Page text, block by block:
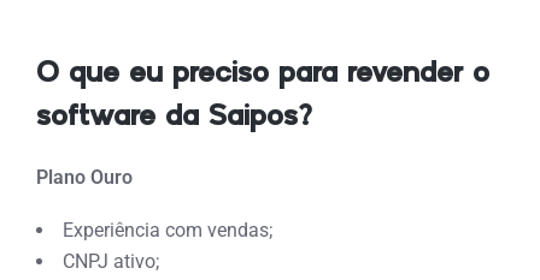
O que eu preciso para revender o
software da Saipos?
Plano Ouro
Experiência com vendas;
CNPJ ativo;